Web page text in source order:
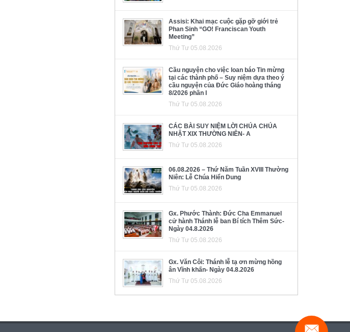
Assisi: Khai mạc cuộc gặp gỡ giới trẻ
Phan Sinh “GO! Franciscan Youth
Meeting”
Thứ Tư 05.08.2026
Cầu nguyện cho việc loan báo Tin mừng
tại các thành phố – Suy niệm dựa theo ý
cầu nguyện của Đức Giáo hoàng tháng
8/2026 phần I
Thứ Tư 05.08.2026
CÁC BÀI SUY NIỆM LỜI CHÚA CHÚA
NHẬT XIX THƯỜNG NIÊN- A
Thứ Tư 05.08.2026
06.08.2026 – Thứ Năm Tuần XVIII Thường
Niên: Lễ Chúa Hiển Dung
Thứ Tư 05.08.2026
Gx. Phước Thành: Đức Cha Emmanuel
cử hành Thánh lễ ban Bí tích Thêm Sức-
Ngày 04.8.2026
Thứ Tư 05.08.2026
Gx. Văn Côi: Thánh lễ tạ ơn mừng hồng
ân Vĩnh khấn- Ngày 04.8.2026
Thứ Tư 05.08.2026